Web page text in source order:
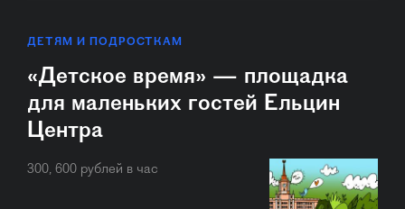
ДЕТЯМ И ПОДРОСТКАМ
«Детское время» — площадка
для маленьких гостей Ельцин
Центра
300, 600 рублей в час